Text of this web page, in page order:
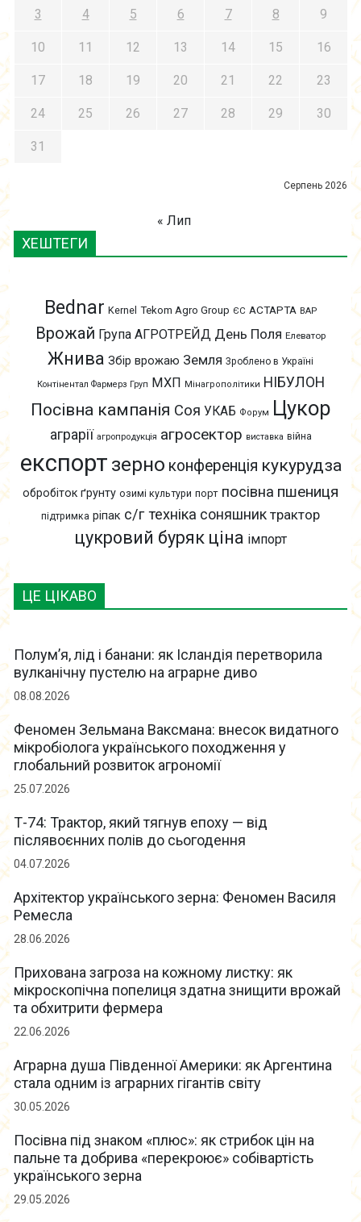
ЦЕ ЦІКАВО
Полум’я, лід і банани: як Ісландія перетворила
вулканічну пустелю на аграрне диво
08.08.2026
Феномен Зельмана Ваксмана: внесок видатного
мікробіолога українського походження у
глобальний розвиток агрономії
25.07.2026
Т-74: Трактор, який тягнув епоху — від
післявоєнних полів до сьогодення
04.07.2026
Архітектор українського зерна: Феномен Василя
Ремесла
28.06.2026
Прихована загроза на кожному листку: як
мікроскопічна попелиця здатна знищити врожай
та обхитрити фермера
22.06.2026
Аграрна душа Південної Америки: як Аргентина
стала одним із аграрних гігантів світу
30.05.2026
Посівна під знаком «плюс»: як стрибок цін на
пальне та добрива «перекроює» собівартість
українського зерна
29.05.2026
Серпень 2026
3 4 5 6 7 8 9
10 11 12 13 14 15 16
17 18 19 20 21 22 23
24 25 26 27 28 29 30
31
« Лип
ХЕШТЕГИ
Bednar Kernel Tekom Agro Group ЄС АСТАРТА ВАР
Врожай Група АГРОТРЕЙД День Поля Елеватор
Жнива Збір врожаю Земля Зроблено в Україні
Контінентал Фармерз Груп МХП Мінагрополітики НІБУЛОН
Посівна кампанія Соя УКАБ Форум Цукор
аграрії агропродукція агросектор виставка війна
експорт зерно конференція кукурудза
обробіток ґрунту озимі культури порт посівна пшениця
підтримка ріпак с/г техніка соняшник трактор
цукровий буряк ціна імпорт